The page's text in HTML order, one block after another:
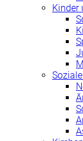
Kinder